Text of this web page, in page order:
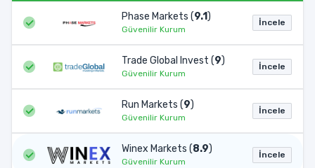
Phase Markets (9.1)
Güvenilir Kurum
İncele
Trade Global Invest (9)
Güvenilir Kurum
İncele
Run Markets (9)
Güvenilir Kurum
İncele
Winex Markets (8.9)
Güvenilir Kurum
İncele